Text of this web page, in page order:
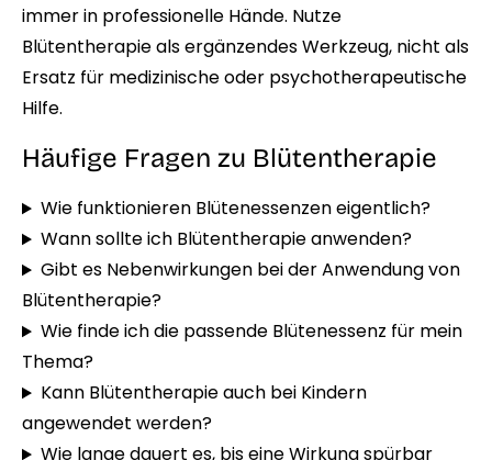
immer in professionelle Hände. Nutze
Blütentherapie als ergänzendes Werkzeug, nicht als
Ersatz für medizinische oder psychotherapeutische
Hilfe.
Häufige Fragen zu Blütentherapie
Wie funktionieren Blütenessenzen eigentlich?
Wann sollte ich Blütentherapie anwenden?
Gibt es Nebenwirkungen bei der Anwendung von
Blütentherapie?
Wie finde ich die passende Blütenessenz für mein
Thema?
Kann Blütentherapie auch bei Kindern
angewendet werden?
Wie lange dauert es, bis eine Wirkung spürbar